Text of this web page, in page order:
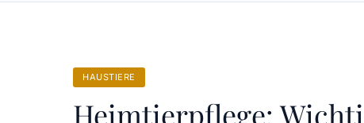
HAUSTIERE
Heimtierpflege: